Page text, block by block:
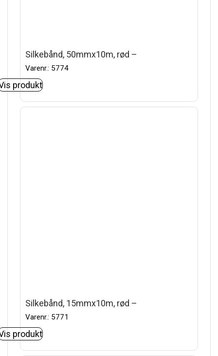
Silkebånd, 50mmx10m, rød –
Varenr.: 5774
produkt
Silkebånd, 15mmx10m, rød –
Varenr.: 5771
produkt